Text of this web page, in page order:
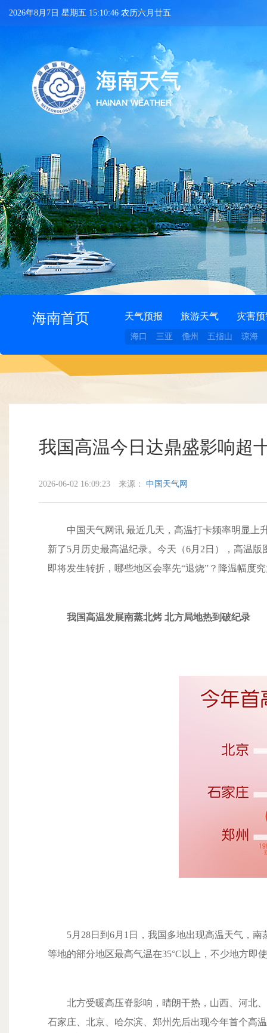
2026年8月7日 星期五 15:10:47 农历六月廿五
海南首页 天气预报 旅游天气 灾害
海口 三亚 儋州 五指山 琼海
我国高温今日达鼎盛影响超
2026-06-02 16:09:23 来源： 中国天气网
中国天气网讯 最近几天，高温打卡频率明显上升
新了5月历史最高温纪录。今天（6月2日），高温
即将发生转折，哪些地区会率先“退烧”？降温幅度
我国高温发展南蒸北烤 北方局地热到破纪录
5月28日到6月1日，我国多地出现高温天气，南
等地的部分地区最高气温在35°C以上，不少地方即
北方受暖高压脊影响，晴朗干热，山西、河北、
石家庄、北京、哈尔滨、郑州先后出现今年首个高